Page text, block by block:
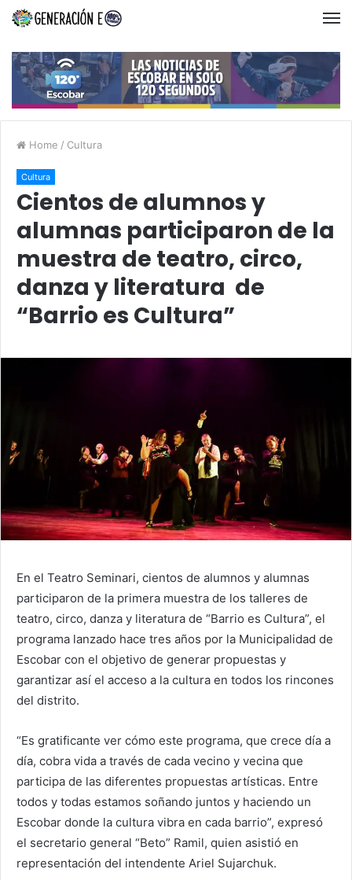
Home / Cultura
Cultura
Cientos de alumnos y
alumnas participaron de la
muestra de teatro, circo,
danza y literatura de
“Barrio es Cultura”
En el Teatro Seminari, cientos de alumnos y alumnas
participaron de la primera muestra de los talleres de
teatro, circo, danza y literatura de “Barrio es Cultura”, el
programa lanzado hace tres años por la Municipalidad de
Escobar con el objetivo de generar propuestas y
garantizar así el acceso a la cultura en todos los rincones
del distrito.
“Es gratificante ver cómo este programa, que crece día a
día, cobra vida a través de cada vecino y vecina que
participa de las diferentes propuestas artísticas. Entre
todos y todas estamos soñando juntos y haciendo un
Escobar donde la cultura vibra en cada barrio”, expresó
el secretario general “Beto” Ramil, quien asistió en
representación del intendente Ariel Sujarchuk.